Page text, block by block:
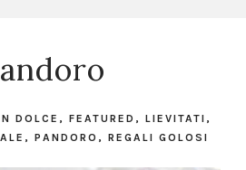
DOLCE , FEATURED , LIEVITATI ,
,PANDORO ,REGALI GOLOSI